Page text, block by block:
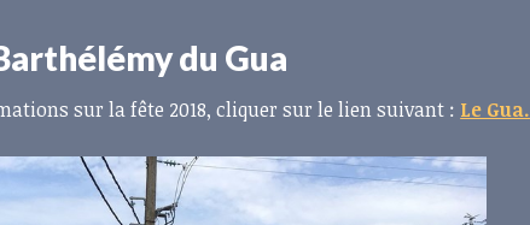
du Gua
sur la fête 2018, cliquer sur le lien suivant : Le Gua.